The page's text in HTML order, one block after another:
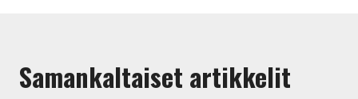
Samankaltaiset artikkelit